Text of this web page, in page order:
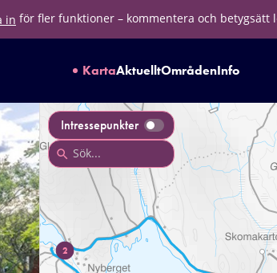
in för fler funktioner – kommentera och betygsätt
KartaAktuelltOmrådenInfo
Intressepunkter
2